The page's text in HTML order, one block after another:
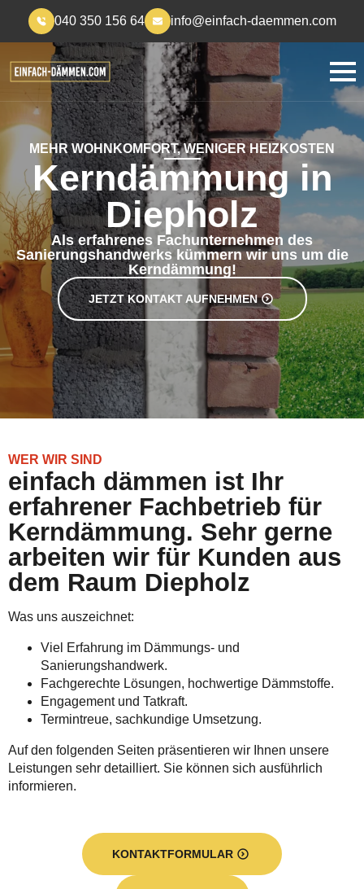
040 350 156 64 info@einfach-daemmen.com
MEHR WOHNKOMFORT, WENIGER HEIZKOSTEN
Kerndämmung in
Diepholz
Als erfahrenes Fachunternehmen des
Sanierungshandwerks kümmern wir uns um die
Kerndämmung!
JETZT KONTAKT AUFNEHMEN
WER WIR SIND
einfach dämmen ist Ihr
erfahrener Fachbetrieb für
Kerndämmung. Sehr gerne
arbeiten wir für Kunden aus
dem Raum Diepholz
Was uns auszeichnet:
Viel Erfahrung im Dämmungs- und
Sanierungshandwerk.
Fachgerechte Lösungen, hochwertige Dämmstoffe.
Engagement und Tatkraft.
Termintreue, sachkundige Umsetzung.
Auf den folgenden Seiten präsentieren wir Ihnen unsere
Leistungen sehr detailliert. Sie können sich ausführlich
informieren.
KONTAKTFORMULAR